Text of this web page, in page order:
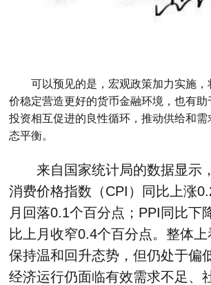
可以预见的是，宏观政策加力实施，
价稳定营造更好的货币金融环境，也有助
投资相互促进的良性循环，推动供给和需
态平衡。
来自国家统计局的数据显示
消费价格指数（CPI）同比上涨
月回落0.1个百分点；PPI同比下
比上月收窄0.4个百分点。整体
保持温和回升态势，但仍处于偏
经济运行仍面临有效需求不足、